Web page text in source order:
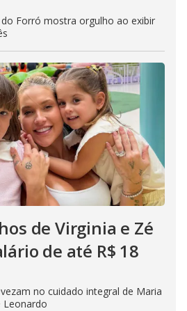
Forró mostra orgulho ao exibir
de Virginia e Zé
de até R$ 18
no cuidado integral de Maria
Leonardo